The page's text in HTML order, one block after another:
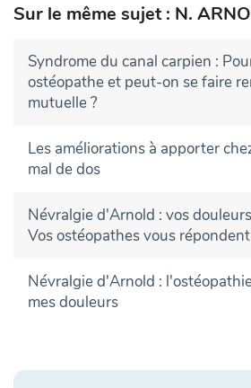
Sur le même sujet : N.
Syndrome du canal carpien :
ostéopathe et peut-on se faire
mutuelle ?
Les améliorations à apporter
mal de dos
Névralgie d'Arnold : vos
Vos ostéopathes vous répondent
Névralgie d'Arnold :
mes douleurs